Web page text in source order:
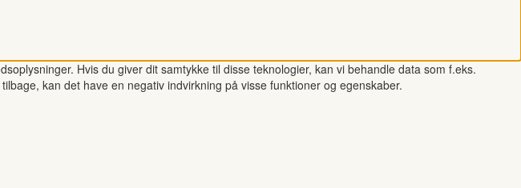
Hvis du giver dit samtykke til disse teknologier, kan vi behandle data som f.eks.
kan det have en negativ indvirkning på visse funktioner og egenskaber.